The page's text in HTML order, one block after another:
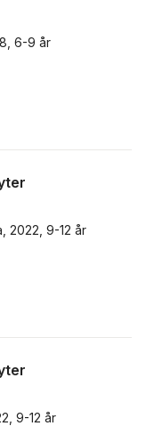
6-9 år
2022 9-12 år
9-12 år